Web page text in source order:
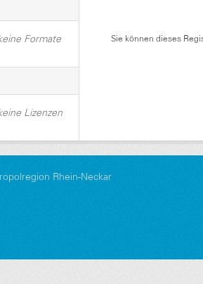
Formate
Lizenzen
Sie können dieses
Rhein-Neckar